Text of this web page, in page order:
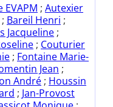
EVAPM ; Autexier
; Bareil Henri ;
Jacqueline ;
; Couturier
; Fontaine Marie-
Jean ;
André ; Houssin
; Jan-Provost